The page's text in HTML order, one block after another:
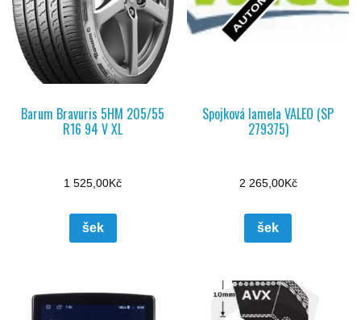
Barum Bravuris 5HM 205/55
R16 94 V XL
1 525,00Kč
šek
Spojková lamela VALEO (SP
279375)
2 265,00Kč
šek